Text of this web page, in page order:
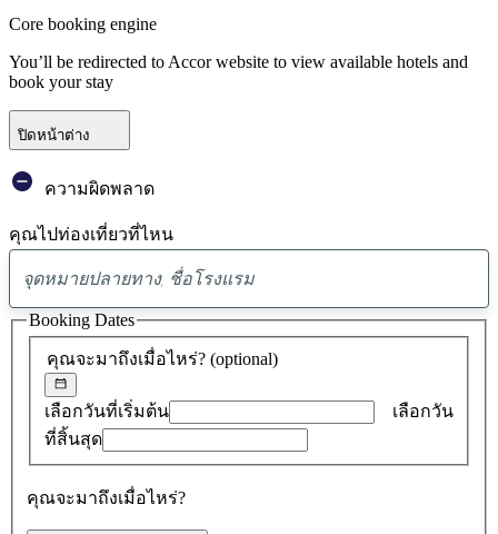
Core booking engine
You’ll be redirected to Accor website to view available hotels and
book your stay
ปิดหน้าต่าง
ความผิดพลาด
คุณไปท่องเที่ยวที่ไหน
พบ
ข้อ
เสนอ
0
คุณจะมาถึงเมื่อไหร่? (optional)
เลือกวันที่เริ่มต้น
เลือกวัน
ที่สิ้นสุด
คุณจะมาถึงเมื่อไหร่?
Booking Dates